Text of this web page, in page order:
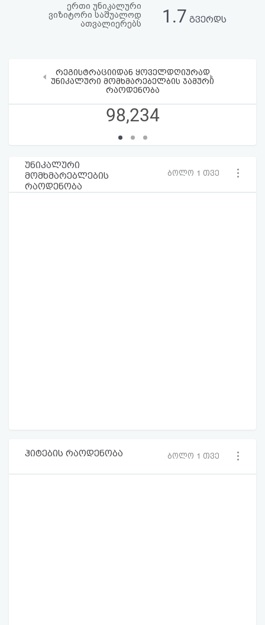
ერთი უნიკალური
ვიზიტორი საშუალოდ
ათვალიერებს
1.7 გვერდს
რეგისტრაციიდან ყოველდღიურად
უნიკალური მომხმარებელბის ჯამური
რაოდენობა
98,234
‹ ›
უნიკალური
მომხმარებლების
რაოდენობა
ბოლო 1 თვე
ჰიტების რაოდენობა ბოლო 1 თვე